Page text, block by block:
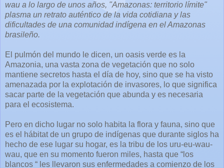
wau a lo largo de unos años, "Amazonas: territorio límite"
plasma un retrato auténtico de la vida cotidiana y las
dificultades de una comunidad indígena en el Amazonas
brasileño.
El pulmón del mundo le dicen, un oasis verde es la
Amazonia, una vasta zona de vegetación que no solo
mantiene secretos hasta el día de hoy, sino que se ha visto
amenazada por la explotación de invasores, lo que significa
sacar parte de la vegetación que abunda y es necesaria
para el ecosistema.
Pero en dicho lugar no solo habita la flora y fauna, sino que
es el hábitat de un grupo de indígenas que durante siglos ha
hecho de ese lugar su hogar, es la tribu de los uru-eu-wau-
wau, que en su momento fueron miles, hasta que “los
blancos “ les llevaron sus enfermedades a comienzo de los